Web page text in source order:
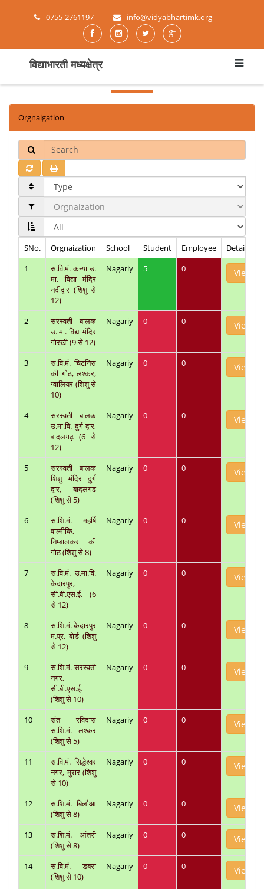
0755-2761197 info@vidyabhartimk.org
विद्याभारती मध्यक्षेत्र
Orgnaigation
Search
SNo. Orgnaization School Student Employee
Detail
1
स.वि.मं. कन्या उ.
मा. विद्या मंदिर
नदीद्वार (शिशु से
12)
Nagariy 5 0 View
2
सरस्वती बालक
उ. मा. विद्या मंदिर
गोरखी (9 से 12)
Nagariy 0 0 View
3
स.वि.मं. चिटनिस
की गोठ, लश्कर,
ग्वालियर (शिशु से
10)
Nagariy 0 0 View
4
सरस्वती बालक
उ.मा.वि. दुर्ग द्वार,
बादलगढ़ (6 से
12)
Nagariy 0 0 View
5
सरस्वती बालक
शिशु मंदिर दुर्ग
द्वार, बादलगढ़
(शिशु से 5)
Nagariy 0 0 View
6
स.शि.मं. महर्षि
वाल्मीकि,
निम्बालकर की
गोठ (शिशु से 8)
Nagariy 0 0 View
7
स.वि.मं. उ.मा.वि.
केदारपुर,
सी.बी.एस.ई. (6
से 12)
Nagariy 0 0 View
8
स.शि.मं. केदारपुर
म.प्र. बोर्ड (शिशु
से 12)
Nagariy 0 0 View
9
स.शि.मं. सरस्वती
नगर,
सी.बी.एस.ई.
(शिशु से 10)
Nagariy 0 0 View
10
संत रविदास
स.शि.मं. लश्कर
(शिशु से 5)
Nagariy 0 0 View
11
स.वि.मं. सिद्धेश्वर
नगर, मुरार (शिशु
से 10)
Nagariy 0 0 View
12
स.शि.मं. बिलौआ
(शिशु से 8)
Nagariy 0 0 View
13
स.शि.मं. आंतरी
(शिशु से 8)
Nagariy 0 0 View
14
स.वि.मं. डबरा
(शिशु से 10)
Nagariy 0 0 View